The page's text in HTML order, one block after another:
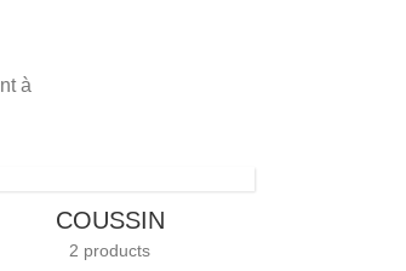
à
COUSSIN
2 products